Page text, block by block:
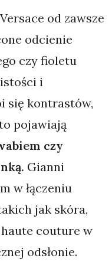
od zawsze
odcienie
czy fioletu
i
się kontrastów,
pojawiają
czy
Gianni
w łączeniu
jak skóra,
couture w
odsłonie.